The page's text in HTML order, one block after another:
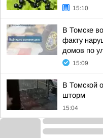
15:10
В Томске
факту
домов по
15:09
В Томской
шторм
15:04